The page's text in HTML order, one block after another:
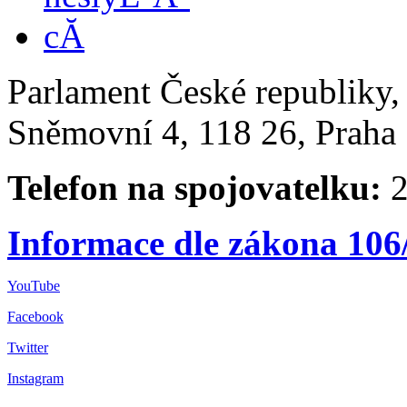
Parlament České
Sněmovní 4, 118 26,
Telefon na spojovatelku:
Informace dle zákona
YouTube
Facebook
Twitter
Instagram